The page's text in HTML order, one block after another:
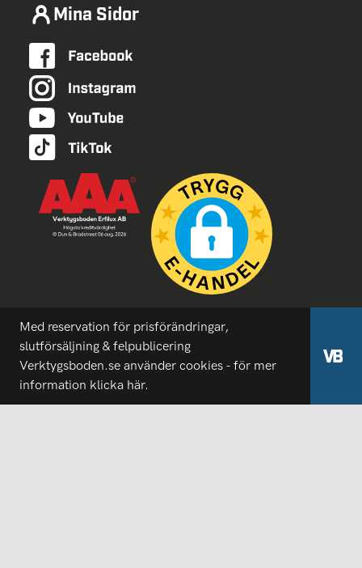
Mina Sidor
Med reservation för prisförändringar,
slutförsäljning & felpublicering
Verktygsboden.se använder cookies - för mer
information klicka här.